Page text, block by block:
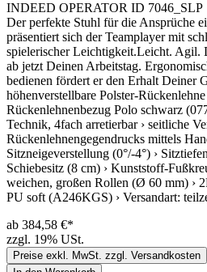
INDEED OPERATOR ID 7046_SLP
Der perfekte Stuhl für die Ansprüche
präsentiert sich der Teamplayer mit
spielerischer Leichtigkeit.Leicht. Agil.
ab jetzt Deinen Arbeitstag.
bedienen fördert er den Erhalt Deiner
höhenverstellbare Polster-
Rückenlehnenbezug Polo schwarz
Technik, 4fach arretierbar › seitliche
Rückenlehnengegendrucks mittels
Sitzneigeverstellung (0°/-4°) ›
Schiebesitz (8 cm) › Kunststoff-
weichen, großen Rollen (Ø 60 mm) ›
PU soft (A246KGS) › Versandart:
ab 384,58 €*
zzgl. 19% USt.
Preise exkl. MwSt. zzgl. Versandkosten